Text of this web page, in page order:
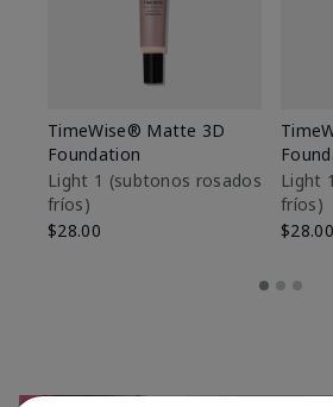
TimeWise® Matte 3D
Foundation
Light 1​ (subtonos rosados
fríos)
$28.00
Light
fríos)
$28.00